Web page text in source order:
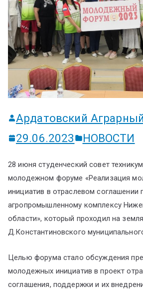
Ардатовский
29.06.2023
НОВОСТИ
28 июня студенческий совет
молодежном форуме «Реализация
инициатив в отраслевом соглашении
агропромышленному комплексу
области», который проходил на
Д.Константиновского
Целью форума стало обсуждения
молодежных инициатив в проект
соглашения, поддержки и их